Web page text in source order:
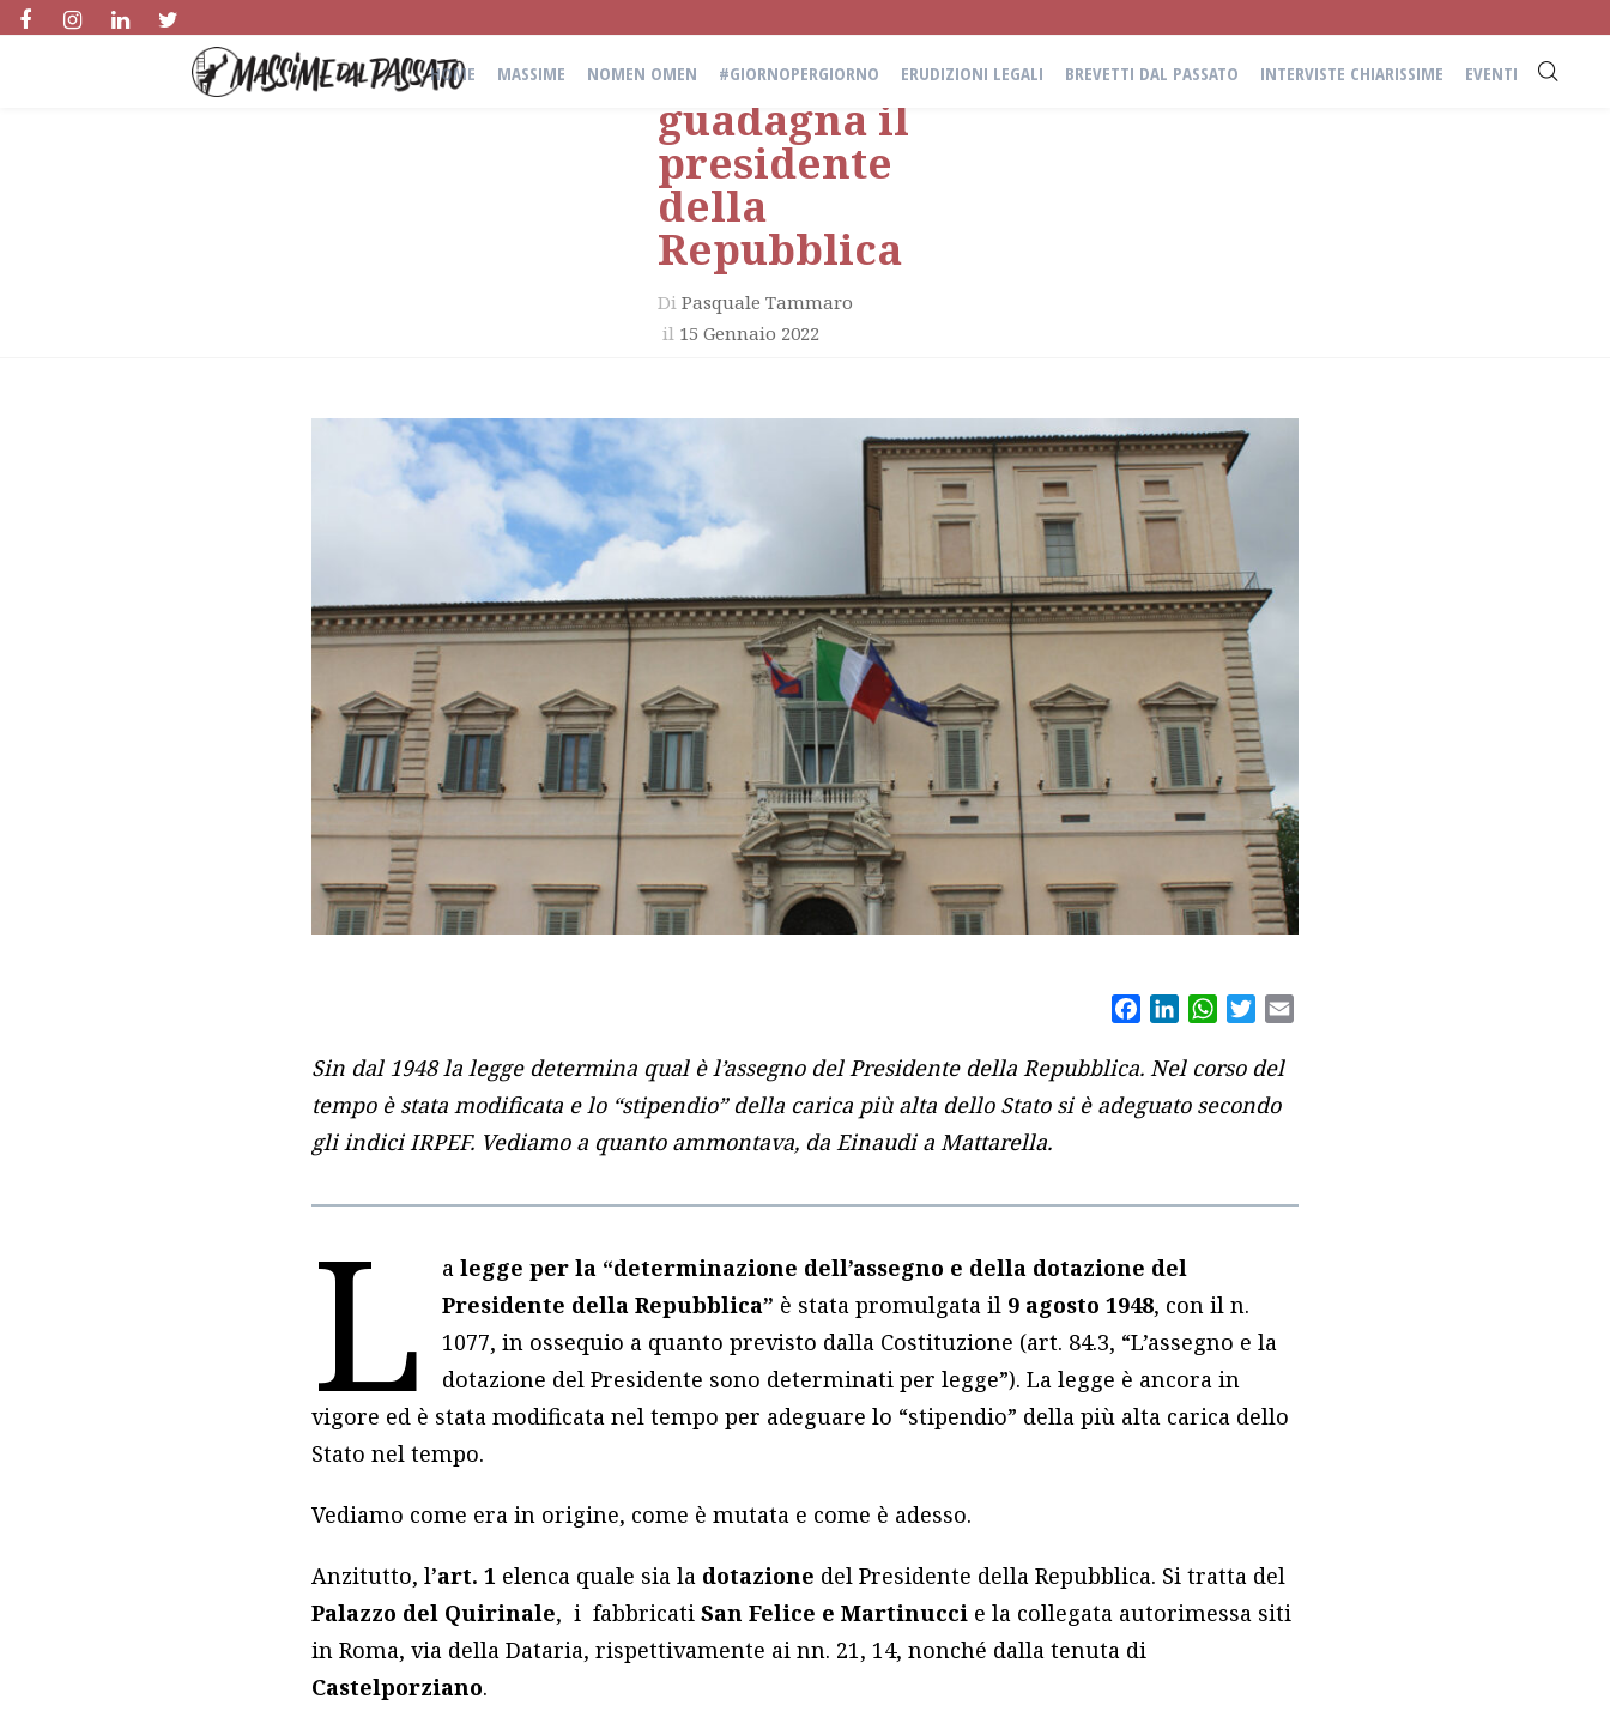
HOME MASSIME NOMEN OMEN #GIORNOPERGIORNO ERUDIZIONI LEGALI BREVETTI DAL PASSATO INTERVISTE CHIARISSIME EVENTI
Quanto
guadagna il
presidente
della
Repubblica
Di Pasquale Tammaro
il 15 Gennaio 2022
FacebookLinkedInWhatsApp
Twitter
Sin dal 1948 la legge determina qual è l’assegno del Presidente della Repubblica. Nel corso del
tempo è stata modificata e lo “stipendio” della carica più alta dello Stato si è adeguato secondo
gli indici IRPEF. Vediamo a quanto ammontava, da Einaudi a Mattarella.
L alegge per la “determinazione dell’assegno e della dotazione del
Presidente della Repubblica” è stata promulgata il 9 agosto 1948, con il n.
1077, in ossequio a quanto previsto dalla Costituzione (art. 84.3, “L’assegno e la
dotazione del Presidente sono determinati per legge”). La legge è ancora in
vigore ed è stata modificata nel tempo per adeguare lo “stipendio” della più alta carica dello
Stato nel tempo.
Vediamo come era in origine, come è mutata e come è adesso.
Anzitutto, l’art. 1 elenca quale sia la dotazione del Presidente della Repubblica. Si tratta del
Palazzo del Quirinale, i fabbricatiSan Felice e Martinucci e la collegata autorimessa siti
in Roma, via della Dataria, rispettivamente ai nn. 21, 14, nonché dalla tenuta di
Castelporziano.